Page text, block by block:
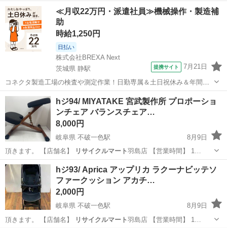
岐阜 羽島市 不破一色駅 おもちゃ ロリートイズ
≪月収22万円・派遣社員≫機械操作・製造補
助
時給1,250円
日払い
株式会社BREXA Next
茨城県 静駅
提携サイト 7月21日
コネクタ製造工場の検査や測定作業！日勤専属＆土日祝休み＆年間休
日128日★クリーンルーム内作業★マイカー通勤OK＆無料駐車場あり
★就業先食堂利用可！日払い制度あり！《茨城県常陸大宮市》 人気の
工場のお仕事 ◇コネクタ製造工...
茨城 常陸大宮市 その他
hジ94/ MIYATAKE 宮武製作所 プロポーショ
ンチェア バランスチェア…
8,000円
岐阜県 不破一色駅
8月9日
頂きます。 【店舗名】
リサイクルマート 羽島店 【営業時間】 1…
岐阜 羽島市
hジ93/ Aprica アップリカ ラクーナビッテソ
ファークッション アカチ…
2,000円
岐阜県 不破一色駅
8月9日
頂きます。 【店舗名】
リサイクルマート 羽島店 【営業時間】 1…